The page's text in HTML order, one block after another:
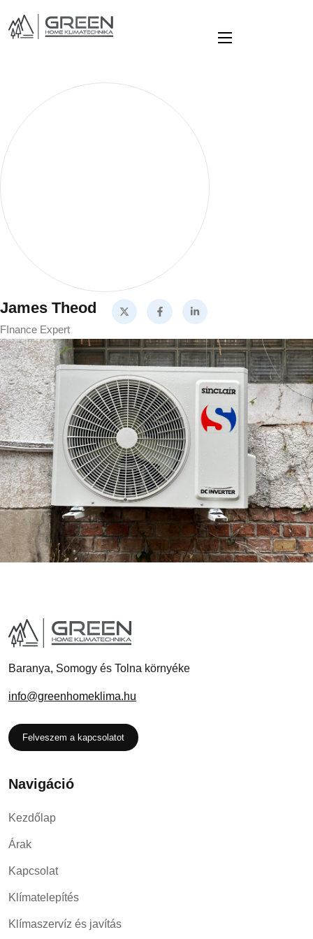
James Theod
FInance Expert
Baranya, Somogy és Tolna környéke
info@greenhomeklima.hu
Felveszem a kapcsolatot
Navigáció
Kezdőlap
Árak
Kapcsolat
Klímatelepítés
Klímaszervíz és javítás